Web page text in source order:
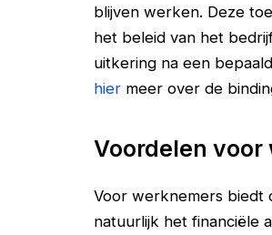
blijven werken. Deze
het beleid van het
uitkering na een
hier meer over de
Voordelen
Voor werknemers biedt
natuurlijk het financiële